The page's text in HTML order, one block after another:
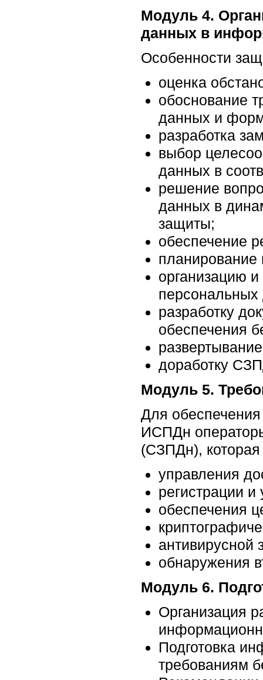
Модуль 4.
данных в
Особенности
оценка
обоснование
данных и
разработка
выбор
данных в
решение
данных в
защиты;
обеспечение
организацию
разработку
обеспечения
доработку
Модуль 5.
Для
ИСПДн
(СЗПДн),
управления
регистрации и
обеспечения
антивирусной
обнаружения
Модуль 6.
Организация
Подготовка
требованиям